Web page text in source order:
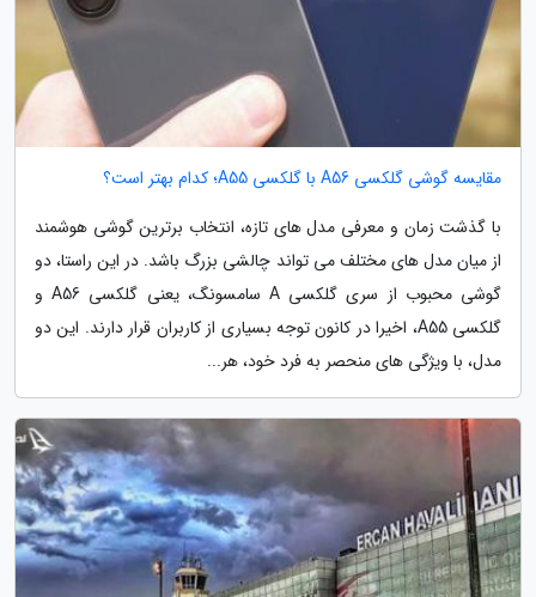
مقایسه گوشی گلکسی A56 با گلکسی A55؛ کدام بهتر است؟
با گذشت زمان و معرفی مدل های تازه، انتخاب برترین گوشی هوشمند
از میان مدل های مختلف می تواند چالشی بزرگ باشد. در این راستا، دو
گوشی محبوب از سری گلکسی A سامسونگ، یعنی گلکسی A56 و
گلکسی A55، اخیرا در کانون توجه بسیاری از کاربران قرار دارند. این دو
مدل، با ویژگی های منحصر به فرد خود، هر...